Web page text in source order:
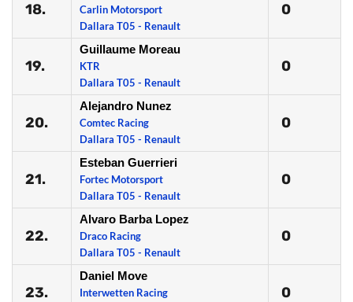
18.
Carlin Motorsport
Dallara T05 - Renault
0
19.
Guillaume Moreau
KTR
Dallara T05 - Renault
0
20.
Alejandro Nunez
Comtec Racing
Dallara T05 - Renault
0
21.
Esteban Guerrieri
Fortec Motorsport
Dallara T05 - Renault
0
22.
Alvaro Barba Lopez
Draco Racing
Dallara T05 - Renault
0
23.
Daniel Move
Interwetten Racing
0